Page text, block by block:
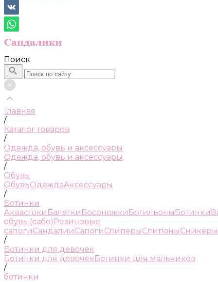
Поиск
Главная
/
Каталог товаров
/
Одежда, обувь и аксессуары
Одежда, обувь и аксессуары
/
Обувь
ОбувьОдеждаАксессуары
/
Ботинки
Аквастоки Балетки Босоножки Ботильоны Ботинки
обувь (сабо) Резиновые
сапогиСандалииСапогиСлиперыСлипоныСникеры
/
Ботинки для девочек
Ботинки для девочекБотинки для мальчиков
/
ботинки